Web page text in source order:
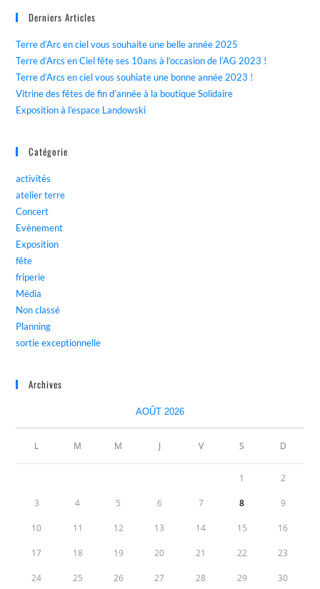
Derniers Articles
Terre d’Arc en ciel vous souhaite une belle année 2025
Terre d’Arcs en Ciel fête ses 10ans à l’occasion de l’AG 2023 !
Terre d’Arcs en ciel vous souhiate une bonne année 2023 !
Vitrine des fêtes de fin d’année à la boutique Solidaire
Exposition à l’espace Landowski
Catégorie
activités
atelier terre
Concert
Evènement
Exposition
fête
friperie
Média
Non classé
Planning
sortie exceptionnelle
Archives
AOÛT 2026
L M M J V S D
1 2
3 4 5 6 7 8 9
10 11 12 13 14 15 16
17 18 19 20 21 22 23
24 25 26 27 28 29 30